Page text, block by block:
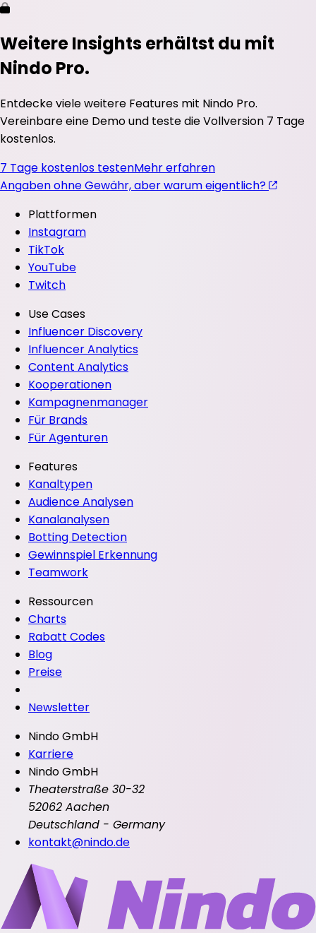
Weitere Insights erhältst du mit
Nindo Pro.
Entdecke viele weitere Features mit Nindo Pro.
Vereinbare eine Demo und teste die Vollversion 7 Tage
kostenlos.
7 Tage kostenlos testenMehr erfahren
Angaben ohne Gewähr, aber warum eigentlich?
Plattformen
Instagram
TikTok
YouTube
Twitch
Use Cases
Influencer Discovery
Influencer Analytics
Content Analytics
Kooperationen
Kampagnenmanager
Für Brands
Für Agenturen
Features
Kanaltypen
Audience Analysen
Kanalanalysen
Botting Detection
Gewinnspiel Erkennung
Teamwork
Ressourcen
Charts
Rabatt Codes
Blog
Preise
Newsletter
Nindo GmbH
Karriere
Nindo GmbH
Theaterstraße 30-32
52062 Aachen
Deutschland - Germany
kontakt@nindo.de